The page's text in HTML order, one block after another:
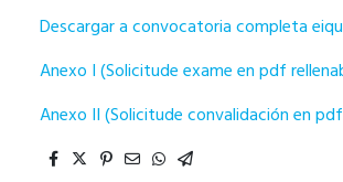
Descargar a convocatoria completa
Anexo I (Solicitude exame en pdf
Anexo II (Solicitude convalidación en